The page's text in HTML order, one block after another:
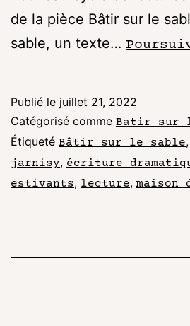
de la pièce Bâtir sur le
sable, un texte…
Publié le juillet 21, 2022
Catégorisé comme Batir sur
Étiqueté Bâtir sur le sable,
jarnisy, écriture
estivants, lecture, maison